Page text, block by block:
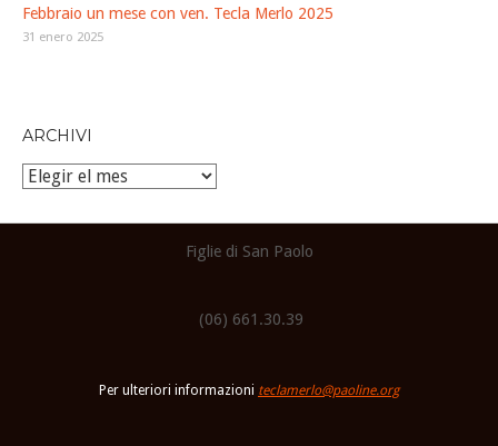
Febbraio un mese con ven. Tecla Merlo 2025
31 enero 2025
ARCHIVI
Archivi
Figlie di San Paolo
(06) 661.30.39
Per ulteriori informazioni teclamerlo@paoline.org